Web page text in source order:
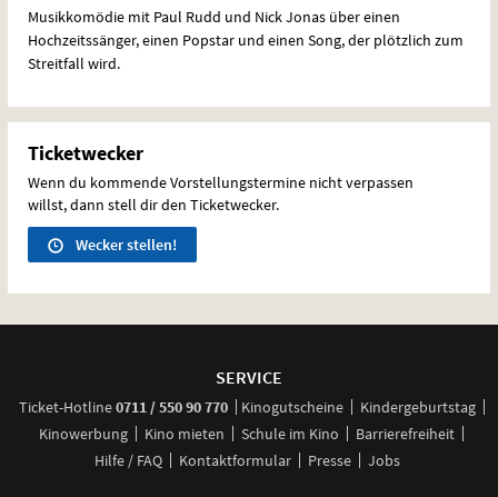
Musikkomödie mit Paul Rudd und Nick Jonas über einen
Hochzeitssänger, einen Popstar und einen Song, der plötzlich zum
Streitfall wird.
Ticketwecker
Wenn du kommende Vorstellungstermine nicht verpassen
willst, dann stell dir den Ticketwecker.
Wecker stellen!
SERVICE
Ticket-Hotline0711 / 550 90 770anrufen
Kinogutscheine
Kindergeburtstag
Kinowerbung
Kino mieten Schule im Kino
Barrierefreiheit
Hilfe / FAQ
Kontaktformular Presse Jobs